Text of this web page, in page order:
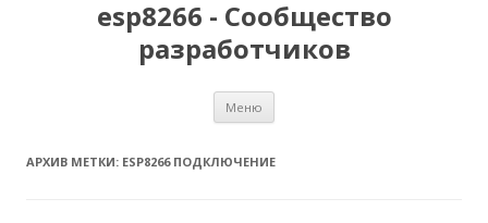
esp8266 - Сообщество
разработчиков
Меню
АРХИВ МЕТКИ: ESP8266 ПОДКЛЮЧЕНИЕ